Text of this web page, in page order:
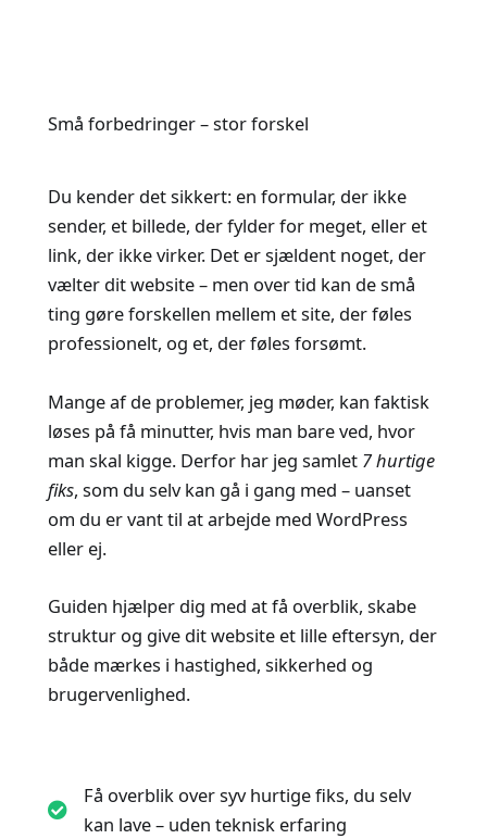
Små forbedringer – stor forskel
Du kender det sikkert: en formular, der ikke
sender, et billede, der fylder for meget, eller et
link, der ikke virker. Det er sjældent noget, der
vælter dit website – men over tid kan de små
ting gøre forskellen mellem et site, der føles
professionelt, og et, der føles forsømt.
Mange af de problemer, jeg møder, kan faktisk
løses på få minutter, hvis man bare ved, hvor
man skal kigge. Derfor har jeg samlet 7 hurtige
fiks, som du selv kan gå i gang med – uanset
om du er vant til at arbejde med WordPress
eller ej.
Guiden hjælper dig med at få overblik, skabe
struktur og give dit website et lille eftersyn, der
både mærkes i hastighed, sikkerhed og
brugervenlighed.
Få overblik over syv hurtige fiks, du selv
kan lave – uden teknisk erfaring